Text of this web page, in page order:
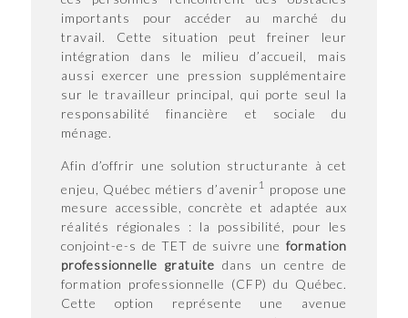
importants pour accéder au marché du
travail. Cette situation peut freiner leur
intégration dans le milieu d’accueil, mais
aussi exercer une pression supplémentaire
sur le travailleur principal, qui porte seul la
responsabilité financière et sociale du
ménage.
Afin d’offrir une solution structurante à cet
enjeu, Québec métiers d’avenir1
propose une
mesure accessible, concrète et adaptée aux
réalités régionales : la possibilité, pour les
conjoint-e-s de TET de suivre une formation
professionnelle gratuite dans un centre de
formation professionnelle (CFP) du Québec.
Cette option représente une avenue